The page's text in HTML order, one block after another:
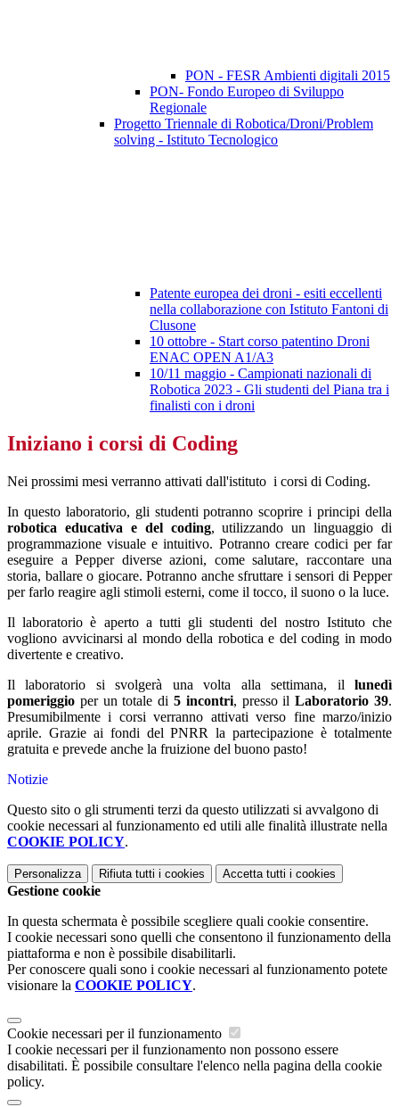
PON - FESR Ambienti digitali 2015
PON- Fondo Europeo di Sviluppo
Regionale
Progetto Triennale di Robotica/Droni/Problem
solving - Istituto Tecnologico
Patente europea dei droni - esiti eccellenti
nella collaborazione con Istituto Fantoni di
Clusone
10 ottobre - Start corso patentino Droni
ENAC OPEN A1/A3
10/11 maggio - Campionati nazionali di
Robotica 2023 - Gli studenti del Piana tra i
finalisti con i droni
Iniziano i corsi di Coding
Nei prossimi mesi verranno attivati dall'istituto i corsi di Coding.
In questo laboratorio, gli studenti potranno scoprire i principi della
robotica educativa e del coding, utilizzando un linguaggio di
programmazione visuale e intuitivo. Potranno creare codici per far
eseguire a Pepper diverse azioni, come salutare, raccontare una
storia, ballare o giocare. Potranno anche sfruttare i sensori di Pepper
per farlo reagire agli stimoli esterni, come il tocco, il suono o la luce.
Il laboratorio è aperto a tutti gli studenti del nostro Istituto che
vogliono avvicinarsi al mondo della robotica e del coding in modo
divertente e creativo.
Il laboratorio si svolgerà una volta alla settimana, il lunedì
pomeriggio per un totale di 5 incontri, presso ilLaboratorio 39.
Presumibilmente i corsi verranno attivati verso fine marzo/inizio
aprile. Grazie ai fondi del PNRR la partecipazione è totalmente
gratuita e prevede anche la fruizione del buono pasto!
Notizie
Questo sito o gli strumenti terzi da questo utilizzati si avvalgono di
cookie necessari al funzionamento ed utili alle finalità illustrate nella
COOKIE POLICY.
Personalizza Rifiuta tutti i cookies Accetta tutti i cookies
Gestione cookie
In questa schermata è possibile scegliere quali cookie consentire.
I cookie necessari sono quelli che consentono il funzionamento della
piattaforma e non è possibile disabilitarli.
Per conoscere quali sono i cookie necessari al funzionamento potete
visionare la COOKIE POLICY.
Cookie necessari per il funzionamento
I cookie necessari per il funzionamento non possono essere
disabilitati. È possibile consultare l'elenco nella pagina della cookie
policy.